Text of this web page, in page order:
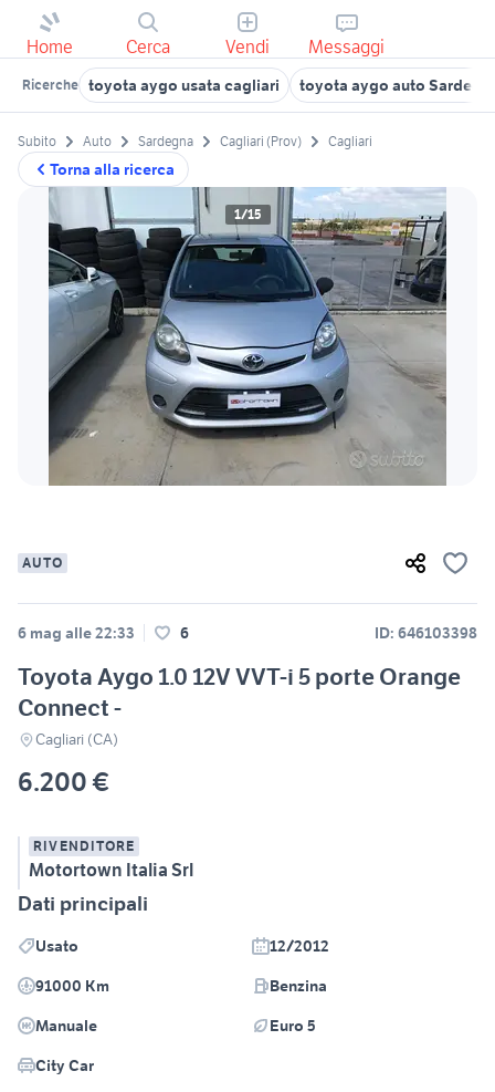
Home Cerca Vendi Messaggi
Ricerche toyota aygo usata cagliari toyota aygo auto
Torna alla ricerca
Subito Auto Sardegna Cagliari (Prov) Cagliari
1/15
AUTO
6 mag alle 22:33 6 ID: 646103398
Toyota Aygo 1.0 12V VVT-i 5 porte Orange
Connect -
Cagliari (CA)
6.200 €
RIVENDITORE
Motortown Italia Srl
Dati principali
Usato
12/2012
91000 Km
Benzina
Manuale
Euro 5
City Car